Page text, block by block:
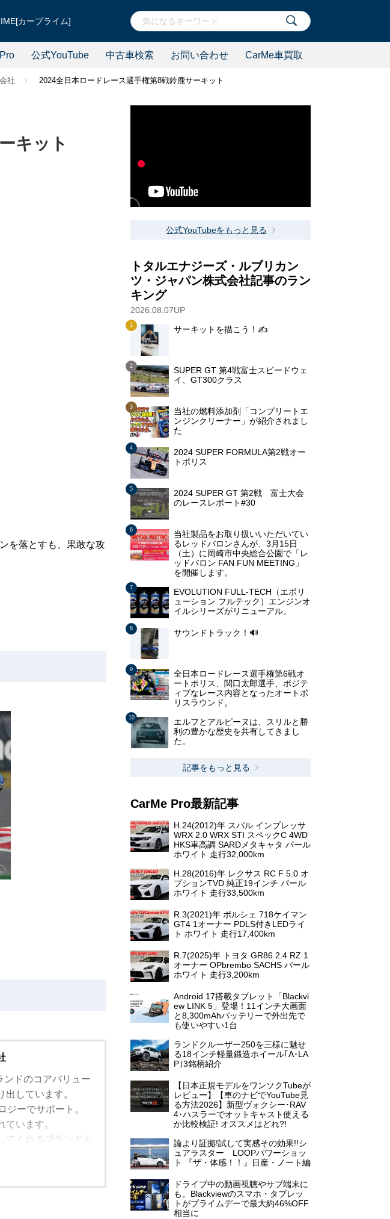
カープライム]
公式YouTube 中古車検索 お問い合わせ CarMe車買取
社 2024全日本ロードレース選手権第8戦鈴鹿サーキット
キット
を落とすも、果敢な攻
ンドのコアバリュー
しています。
ジーでサポート。
います。
てくれるブランドと
ます。
公式YouTubeをもっと見る
トタルエナジーズ・ルブリカン
ツ・ジャパン株式会社記事のラン
キング
2026.08.07UP
サーキットを描こう！✍️
SUPER GT 第4戦富士スピードウェ
イ、GT300クラス
当社の燃料添加剤「コンプリートエ
ンジンクリーナー」が紹介されまし
た
2024 SUPER FORMULA第2戦オー
トポリス
2024 SUPER GT 第2戦 富士大会
のレースレポート#30
当社製品をお取り扱いいただいてい
るレッドバロンさんが、3月15日
（土）に岡崎市中央総合公園で「レ
ッドバロン FAN FUN MEETING」
を開催します。
EVOLUTION FULL-TECH（エボリ
ューション フルテック）エンジンオ
イルシリーズがリニューアル。
サウンドトラック！🔊
全日本ロードレース選手権第6戦オ
ートポリス、関口太郎選手、ポジテ
ィブなレース内容となったオートポ
リスラウンド。
エルフとアルピーヌは、スリルと勝
利の豊かな歴史を共有してきまし
た。
記事をもっと見る
CarMe Pro最新記事
H.24(2012)年 スバル インプレッサ
WRX 2.0 WRX STI スペックC 4WD
HKS車高調 SARDメタキャタ パール
ホワイト 走行32,000km
H.28(2016)年 レクサス RC F 5.0 オ
プションTVD 純正19インチ パール
ホワイト 走行33,500km
R.3(2021)年 ポルシェ 718ケイマン
GT4 1オーナー PDLS付きLEDライ
ト ホワイト 走行17,400km
R.7(2025)年 トヨタ GR86 2.4 RZ 1
オーナー OPbrembo SACHS パール
ホワイト 走行3,200km
Android 17搭載タブレット「Blackvi
ew LINK 5」登場！11インチ大画面
と8,300mAhバッテリーで外出先で
も使いやすい1台
ランドクルーザー250を三様に魅せ
る18インチ軽量鍛造ホイール｢A･LA
P｣3銘柄紹介
【日本正規モデルをワンソクTubeが
レビュー】【車のナビでYouTube見
る方法2026】新型ヴォクシー･RAV
4･ハスラーでオットキャスト使える
か比較検証! オススメはどれ?!
論より証拠!試して実感その効果!!シ
ュアラスター LOOPパワーショッ
ト 『ザ・体感！！』日産・ノート編
ドライブ中の動画視聴やサブ端末に
も。Blackviewのスマホ・タブレッ
トがプライムデーで最大約46%OFF
相当に